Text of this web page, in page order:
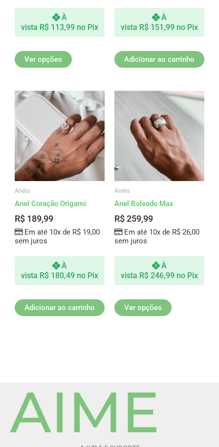
À
vista R$ 113,99 no Pix
Ver opções
À
vista R$ 151,99 no Pix
Adicionar ao carrinho
Anéis
Anel Coração Origami
R$ 189,99
Em até 10x de R$19,00
sem juros
À
vista R$ 180,49 no Pix
Adicionar ao carrinho
Anéis
Anel Boleado Max
R$259,99
Em até 10x de R$26,00
sem juros
À
vista R$ 246,99 no Pix
Ver opções
Este
produto
tem
várias
variantes.
As
opções
podem
escolhidas
do